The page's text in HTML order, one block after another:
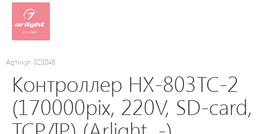
модули
освещение
Точечные
светильники
Артикул: 023048
Контроллер HX-803TC-2
(170000pix, 220V, SD-card,